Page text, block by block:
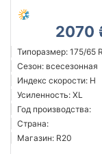
2070
Типоразмер: 175/65
Сезон: всесезонная
Индекс скорости: H
Усиленность: XL
Год производства:
Страна:
Магазин: R20